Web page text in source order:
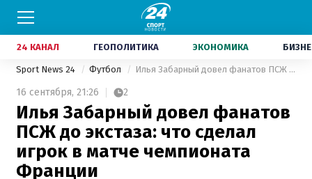
24 КАНАЛ ГЕОПОЛИТИКА ЭКОНОМИКА
Sport News 24 Футбол Илья Забарный довел фанатов ПСЖ до экстаза: что сделал игрок в матче чемпионата Франции
16 сентября, 21:26 2
Илья Забарный довел фанатов
ПСЖ до экстаза: что сделал
игрок в матче чемпионата
Франции